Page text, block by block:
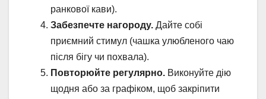
ранкової кави).
Забезпечте нагороду. Дайте собі
приємний стимул (чашка улюбленого чаю
після бігу чи похвала).
Повторюйте регулярно. Виконуйте дію
щодня або за графіком, щоб закріпити